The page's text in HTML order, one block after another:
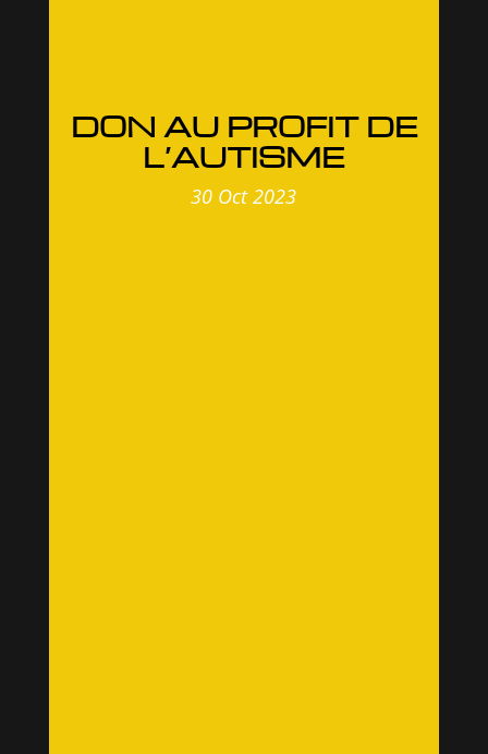
DON AU PROFIT DE
L’AUTISME
30 Oct 2023